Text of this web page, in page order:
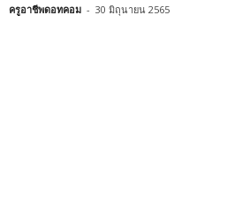
ครูอาชีพดอทคอม - 30 มิถุนายน 2565